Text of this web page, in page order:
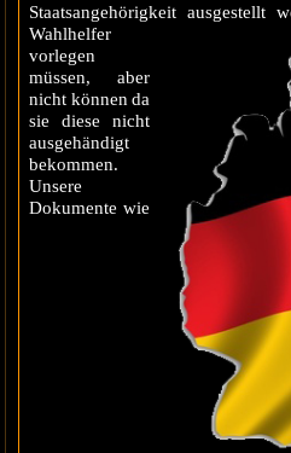
Staatsangehörigkeit ausgestellt
Wahlhelfer
vorlegen
müssen, aber
nicht können da
sie diese nicht
ausgehändigt
bekommen.
Unsere
Dokumente wie